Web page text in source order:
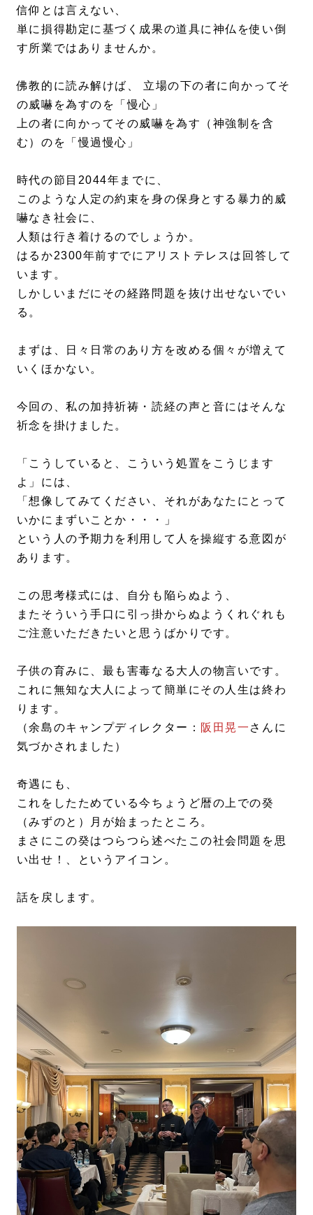
信仰とは言えない、
単に損得勘定に基づく成果の道具に神仏を使い倒
す所業ではありませんか。
佛教的に読み解けば、 立場の下の者に向かってそ
の威嚇を為すのを「慢心」
上の者に向かってその威嚇を為す（神強制を含
む）のを「慢過慢心」
時代の節目2044年までに、
このような人定の約束を身の保身とする暴力的威
嚇なき社会に、
人類は行き着けるのでしょうか。
はるか2300年前すでにアリストテレスは回答して
います。
しかしいまだにその経路問題を抜け出せないでい
る。
まずは、日々日常のあり方を改める個々が増えて
いくほかない。
今回の、私の加持祈祷・読経の声と音にはそんな
祈念を掛けました。
「こうしていると、こういう処置をこうじます
よ」には、
「想像してみてください、それがあなたにとって
いかにまずいことか・・・」
という人の予期力を利用して人を操縦する意図が
あります。
この思考様式には、自分も陥らぬよう、
またそういう手口に引っ掛からぬようくれぐれも
ご注意いただきたいと思うばかりです。
子供の育みに、最も害毒なる大人の物言いです。
これに無知な大人によって簡単にその人生は終わ
ります。
（余島のキャンプディレクター： 阪田晃一 さんに
気づかされました）
奇遇にも、
これをしたためている今ちょうど暦の上での癸
（みずのと）月が始まったところ。
まさにこの癸はつらつら述べたこの社会問題を思
い出せ！、というアイコン。
話を戻します。